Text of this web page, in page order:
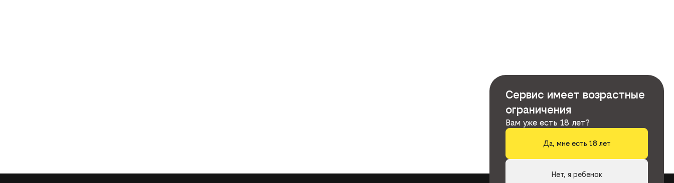
Сервис имеет возрастные
ограничения
Вам уже есть 18 лет?
Да, мне есть 18 лет
Нет, я ребенок